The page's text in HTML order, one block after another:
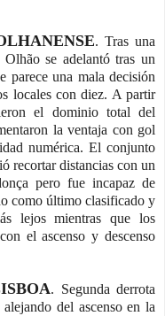
. Tras una
se adelantó tras un
parece una mala decisión
locales con diez. A partir
el dominio total del
la ventaja con gol
numérica. El conjunto
recortar distancias con un
pero fue incapaz de
como último clasificado y
lejos mientras que los
el ascenso y descenso
. Segunda derrota
del ascenso en la